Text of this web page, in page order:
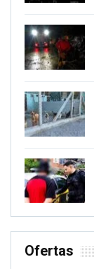
Ofertas